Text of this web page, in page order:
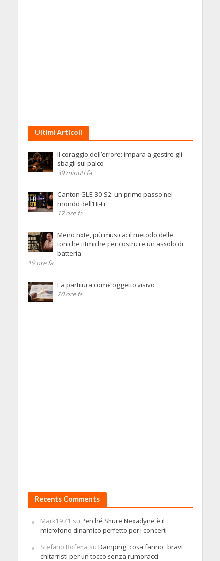
Ultimi Articoli
Il coraggio dell’errore: impara a gestire gli
sbagli sul palco
39 minuti fa
Canton GLE 30 S2: un primo passo nel
mondo dell’Hi-Fi
17 ore fa
Meno note, più musica: il metodo delle
toniche ritmiche per costruire un assolo di
batteria
19 ore fa
La partitura come oggetto visivo
20 ore fa
Recents Comments
Mark1971 su Perché Shure Nexadyne è il
microfono dinamico perfetto per i concerti
Stefano Rofena su Damping: cosa fanno i bravi
chitarristi per un tocco senza rumoracci